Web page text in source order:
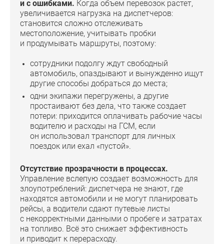
и с ошибками. Когда объем перевозок растет,
увеличивается нагрузка на диспетчеров:
становится сложно отслеживать
местоположение, учитывать пробки
и продумывать маршруты, поэтому:
сотрудники подолгу ждут свободный
автомобиль, опаздывают и вынужденно ищут
другие способы добраться до места;
одни экипажи перегружены, а другие
простаивают без дела, что также создает
потери: приходится оплачивать рабочие часы
водителю и расходы на ГСМ, если
он использовал транспорт для личных
поездок или ехал «пустой».
Отсутствие прозрачности в процессах.
Управление вслепую создает возможность для
злоупотреблений: диспетчера не знают, где
находятся автомобили и не могут планировать
рейсы, а водители сдают путевые листы
с некорректными данными о пробеге и затратах
на топливо. Всё это снижает эффективность
и приводит к перерасходу.